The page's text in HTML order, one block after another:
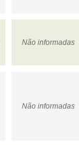
Não informadas
Não informadas